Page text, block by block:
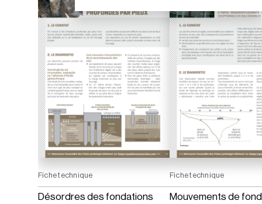
Fiche technique
Désordres des fondations
Fiche technique
Mouvements de